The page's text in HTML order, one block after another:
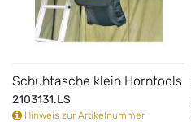
Schuhtasche klein Horntools
2103131.LS
Hinweis zur Artikelnummer